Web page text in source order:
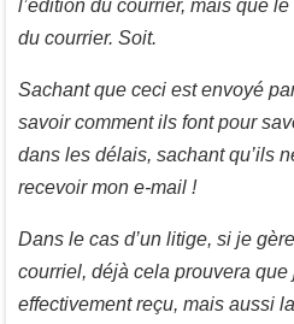
l’édition du courrier, mais que
du courrier. Soit.
Sachant que ceci est envoyé
savoir comment ils font pour
dans les délais, sachant qu’ils
recevoir mon e-mail !
Dans le cas d’un litige, si je
courriel, déjà cela prouvera que
effectivement reçu, mais aussi